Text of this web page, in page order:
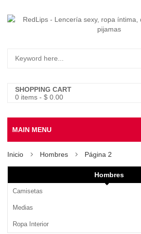
SHOPPING CART
0 items - $ 0.00
MAIN MENU
Inicio Hombres Página 2
Hombres
Camisetas
Medias
Ropa Interior